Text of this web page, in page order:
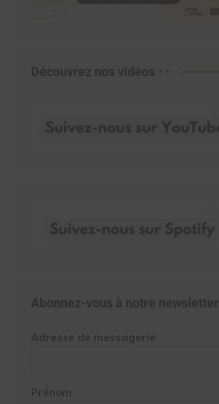
Découvrez nos vidéos
Abonnez-vous à notre newsletter
Adresse de messagerie
Prénom